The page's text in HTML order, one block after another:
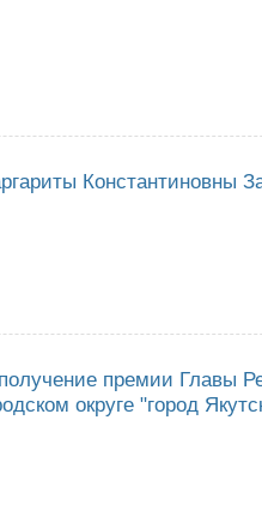
премии Главы
округе "город